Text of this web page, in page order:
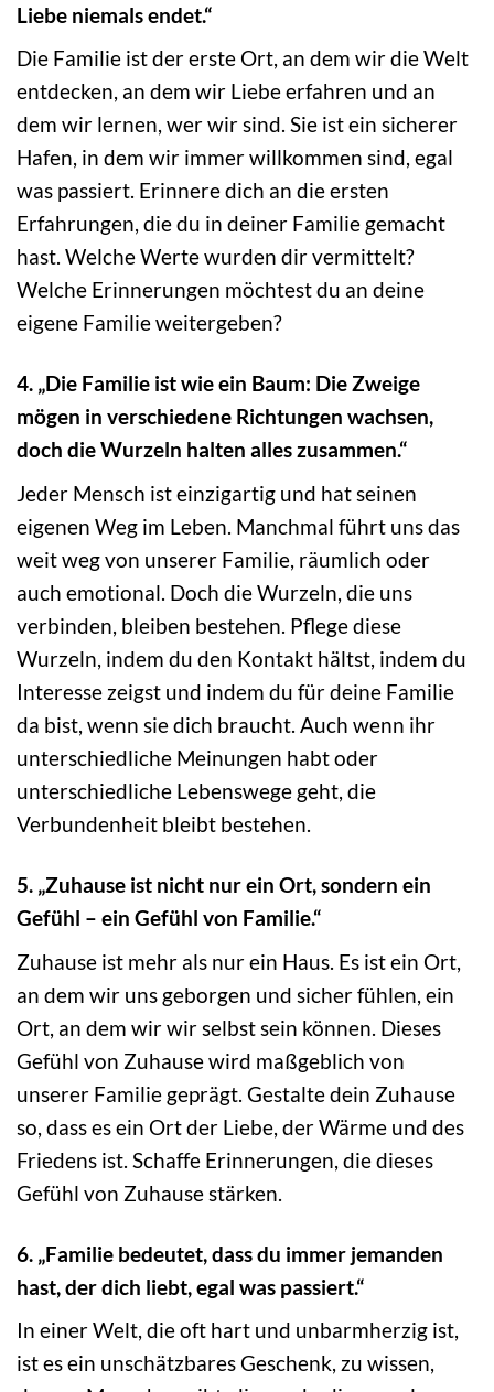
Liebe niemals endet.“
Die Familie ist der erste Ort, an dem wir die Welt
entdecken, an dem wir Liebe erfahren und an
dem wir lernen, wer wir sind. Sie ist ein sicherer
Hafen, in dem wir immer willkommen sind, egal
was passiert. Erinnere dich an die ersten
Erfahrungen, die du in deiner Familie gemacht
hast. Welche Werte wurden dir vermittelt?
Welche Erinnerungen möchtest du an deine
eigene Familie weitergeben?
4. „Die Familie ist wie ein Baum: Die Zweige
mögen in verschiedene Richtungen wachsen,
doch die Wurzeln halten alles zusammen.“
Jeder Mensch ist einzigartig und hat seinen
eigenen Weg im Leben. Manchmal führt uns das
weit weg von unserer Familie, räumlich oder
auch emotional. Doch die Wurzeln, die uns
verbinden, bleiben bestehen. Pflege diese
Wurzeln, indem du den Kontakt hältst, indem du
Interesse zeigst und indem du für deine Familie
da bist, wenn sie dich braucht. Auch wenn ihr
unterschiedliche Meinungen habt oder
unterschiedliche Lebenswege geht, die
Verbundenheit bleibt bestehen.
5. „Zuhause ist nicht nur ein Ort, sondern ein
Gefühl – ein Gefühl von Familie.“
Zuhause ist mehr als nur ein Haus. Es ist ein Ort,
an dem wir uns geborgen und sicher fühlen, ein
Ort, an dem wir wir selbst sein können. Dieses
Gefühl von Zuhause wird maßgeblich von
unserer Familie geprägt. Gestalte dein Zuhause
so, dass es ein Ort der Liebe, der Wärme und des
Friedens ist. Schaffe Erinnerungen, die dieses
Gefühl von Zuhause stärken.
6. „Familie bedeutet, dass du immer jemanden
hast, der dich liebt, egal was passiert.“
In einer Welt, die oft hart und unbarmherzig ist,
ist es ein unschätzbares Geschenk, zu wissen,